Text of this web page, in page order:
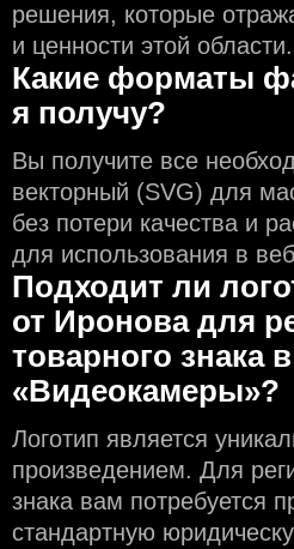
решения, которые
и ценности этой области.
Какие форматы
я получу?
Вы получите все
векторный (SVG) для
без потери качества и
для использования в
Подходит ли
от Иронова для
товарного знака
«Видеокамеры»?
Логотип является
произведением. Для
знака вам потребуется
стандартную